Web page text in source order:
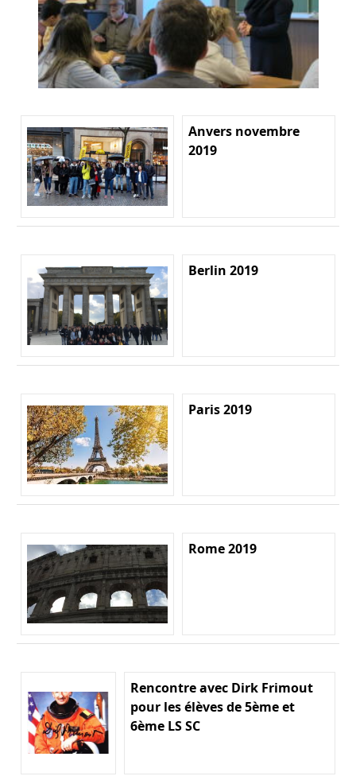
Anvers novembre
2019
Berlin 2019
Paris 2019
Rome 2019
Rencontre avec Dirk Frimout
pour les élèves de 5ème et
6ème LS SC